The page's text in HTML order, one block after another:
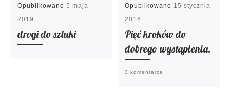
Opublikowano5 maja
2019
drogi do sztuki
Opublikowano 15 stycznia
2016
Pięć kroków do
dobrego wystąpienia.
3 komentarze